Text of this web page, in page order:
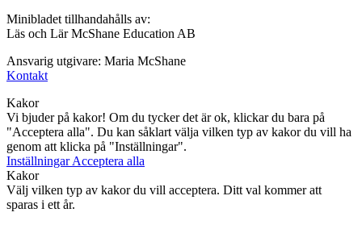
Minibladet tillhandahålls av:
Läs och Lär McShane Education AB
Ansvarig utgivare: Maria McShane
Kontakt
Kakor
Vi bjuder på kakor! Om du tycker det är ok, klickar du bara på
"Acceptera alla". Du kan såklart välja vilken typ av kakor du vill ha
genom att klicka på "Inställningar".
InställningarAcceptera alla
Kakor
Välj vilken typ av kakor du vill acceptera. Ditt val kommer att
sparas i ett år.